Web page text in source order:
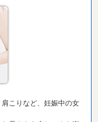
こりなど、妊娠中の女